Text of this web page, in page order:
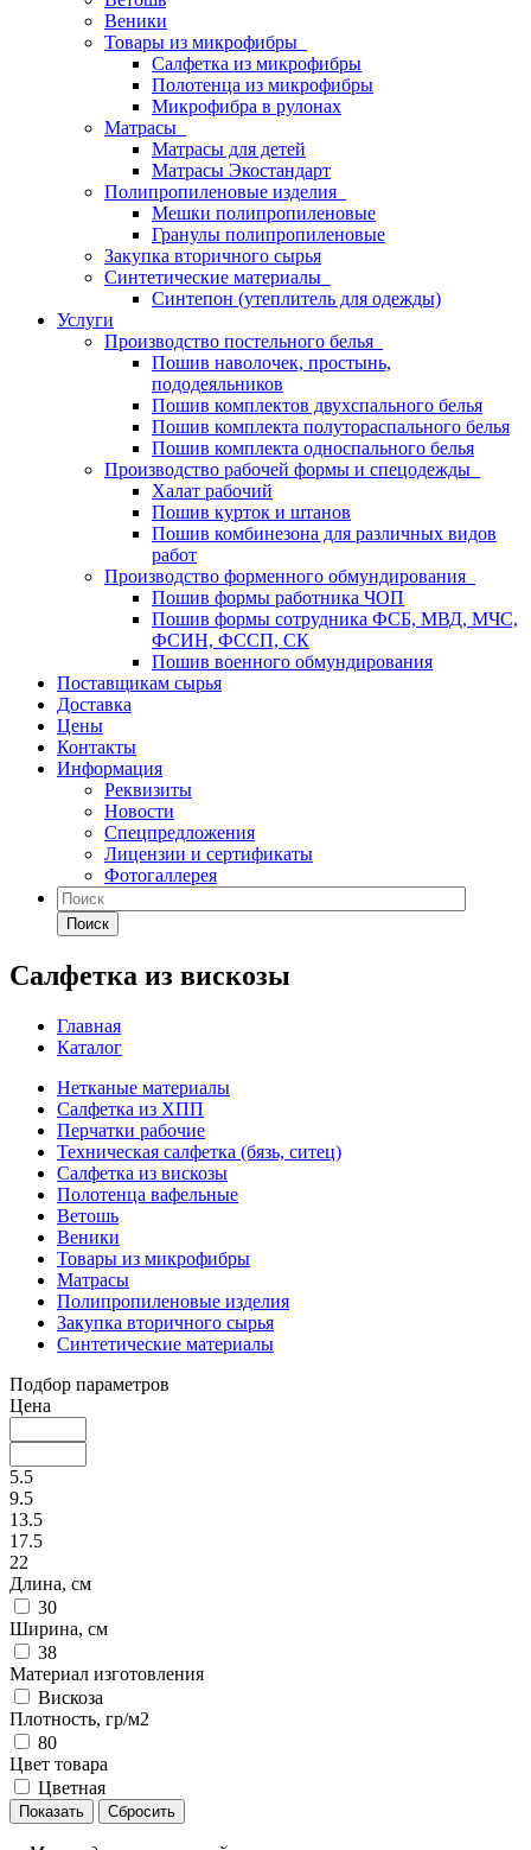
Веники
Товары из микрофибры
Салфетка из микрофибры
Полотенца из микрофибры
Микрофибра в рулонах
Матрасы
Матрасы для детей
Матрасы Экостандарт
Полипропиленовые изделия
Мешки полипропиленовые
Гранулы полипропиленовые
Закупка вторичного сырья
Синтетические материалы
Синтепон (утеплитель для одежды)
Услуги
Производство постельного белья
Пошив наволочек, простынь,
пододеяльников
Пошив комплектов двухспального белья
Пошив комплекта полутораспального белья
Пошив комплекта односпального белья
Производство рабочей формы и спецодежды
Халат рабочий
Пошив курток и штанов
Пошив комбинезона для различных видов
работ
Производство форменного обмундирования
Пошив формы работника ЧОП
Пошив формы сотрудника ФСБ, МВД, МЧС,
ФСИН, ФССП, СК
Пошив военного обмундирования
Поставщикам сырья
Доставка
Цены
Контакты
Информация
Реквизиты
Новости
Спецпредложения
Лицензии и сертификаты
Фотогаллерея
Поиск
Салфетка из вискозы
Главная
Каталог
Нетканые материалы
Салфетка из ХПП
Перчатки рабочие
Техническая салфетка (бязь, ситец)
Салфетка из вискозы
Полотенца вафельные
Ветошь
Веники
Товары из микрофибры
Матрасы
Полипропиленовые изделия
Закупка вторичного сырья
Синтетические материалы
Подбор параметров
Цена
5.5
9.5
13.5
17.5
22
Длина, см
30
Ширина, см
38
Материал изготовления
Вискоза
Плотность, гр/м2
80
Цвет товара
Цветная